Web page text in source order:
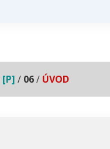
[P] / 06/ ÚVOD